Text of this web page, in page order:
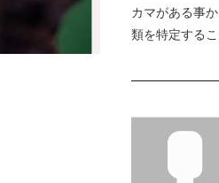
カマがある事
類を特定する